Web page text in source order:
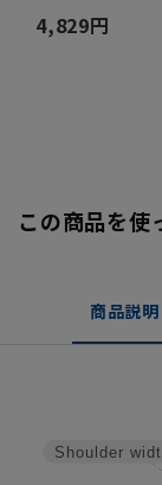
4,829円
この商品を使
商品説
Shoulder